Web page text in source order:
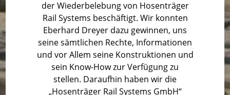
der Wiederbelebung von Hosenträger
Rail Systems beschäftigt. Wir konnten
Eberhard Dreyer dazu gewinnen, uns
seine sämtlichen Rechte, Informationen
und vor Allem seine Konstruktionen und
sein Know-How zur Verfügung zu
stellen. Daraufhin haben wir die
„Hosenträger Rail Systems GmbH“